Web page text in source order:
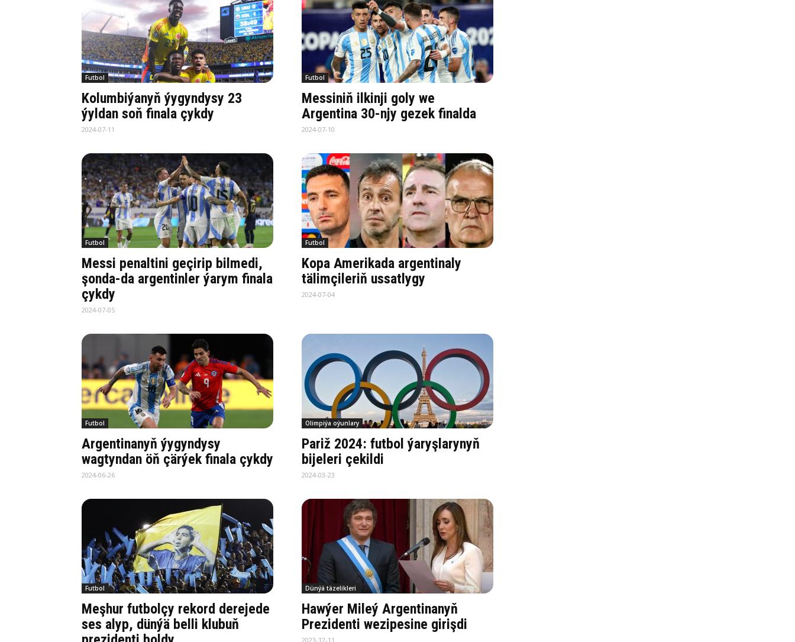
Futbol
Kolumbiýanyň ýygyndysy 23
ýyldan soň finala çykdy
2024-07-11
Futbol
Messiniň ilkinji goly we
Argentina 30-njy gezek finalda
2024-07-10
Futbol
Messi penaltini geçirip bilmedi,
şonda-da argentinler ýarym finala
çykdy
2024-07-05
Futbol
Kopa Amerikada argentinaly
tälimçileriň ussatlygy
2024-07-04
Futbol
Argentinanyň ýygyndysy
wagtyndan öň çärýek finala çykdy
2024-06-26
Olimpiýa oýunlary
Pariž 2024: futbol ýaryşlarynyň
bijeleri çekildi
2024-03-23
Futbol
Meşhur futbolçy rekord derejede
ses alyp, dünýä belli klubuň
Dünýä täzelikleri
Hawýer Mileý Argentinanyň
Prezidenti wezipesine girişdi
2023-12-11